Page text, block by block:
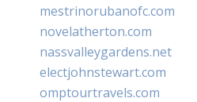
mestrinorubanofc.com
novelatherton.com
nassvalleygardens.net
electjohnstewart.com
omptourtravels.com